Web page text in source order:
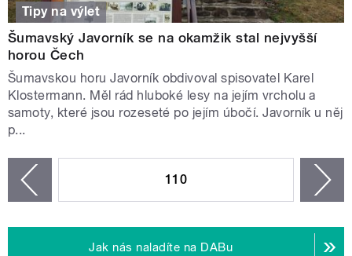
Tipy na výlet
Šumavský Javorník se na okamžik stal nejvyšší
horou Čech
Šumavskou horu Javorník obdivoval spisovatel Karel
Klostermann. Měl rád hluboké lesy na jejím vrcholu a
samoty, které jsou rozeseté po jejím úbočí. Javorník u něj
p...
110
Jak nás naladíte na DABu